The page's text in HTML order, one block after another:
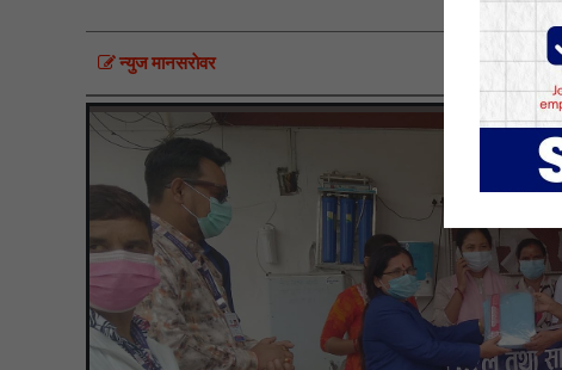
न्युज मानसराेवर